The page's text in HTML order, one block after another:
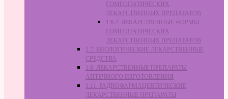
ГОМЕОПАТИЧЕСКИХ
ЛЕКАРСТВЕННЫХ ПРЕПАРАТОВ
1.6.2. ЛЕКАРСТВЕННЫЕ ФОРМЫ
ГОМЕОПАТИЧЕСКИХ
ЛЕКАРСТВЕННЫХ ПРЕПАРАТОВ
1.7. БИОЛОГИЧЕСКИЕ ЛЕКАРСТВЕННЫЕ
СРЕДСТВА
1.8. ЛЕКАРСТВЕННЫЕ ПРЕПАРАТЫ
АПТЕЧНОГО ИЗГОТОВЛЕНИЯ
1.11. РАДИОФАРМАЦЕВТИЧЕСКИЕ
ЛЕКАРСТВЕННЫЕ ПРЕПАРАТЫ